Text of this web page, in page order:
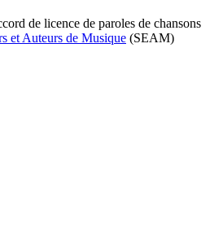
de licence de paroles de chansons
et Auteurs de Musique (SEAM)